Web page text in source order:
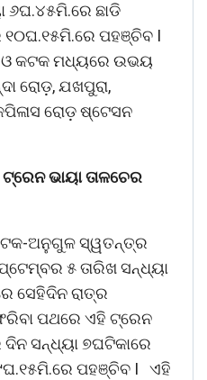
୬ଘ.୪୫ମି.ରେ ଛାଡି
୧୦ଘ.୧୫ମି.ରେ ପହଞ୍ଚିବ I
କଟକ ମଧ୍ୟରେ ଉଭୟ
ରୋଡ଼, ଯଖପୁରା,
ରୋଡ଼ ଷ୍ଟେସନ
ଟ୍ରେନଭାୟାତାଳଚେର
ଅନୁଗୁଳ ସ୍ୱତନ୍ତ୍ର
୫ ତାରିଖ ସନ୍ଧ୍ୟା
ସେହିଦିନ ରାତ୍ର
ପଥରେ ଏହି ଟ୍ରେନ
ସନ୍ଧ୍ୟା ୭ଘଟିକାରେ
ପହଞ୍ଚିବ I ଏହି